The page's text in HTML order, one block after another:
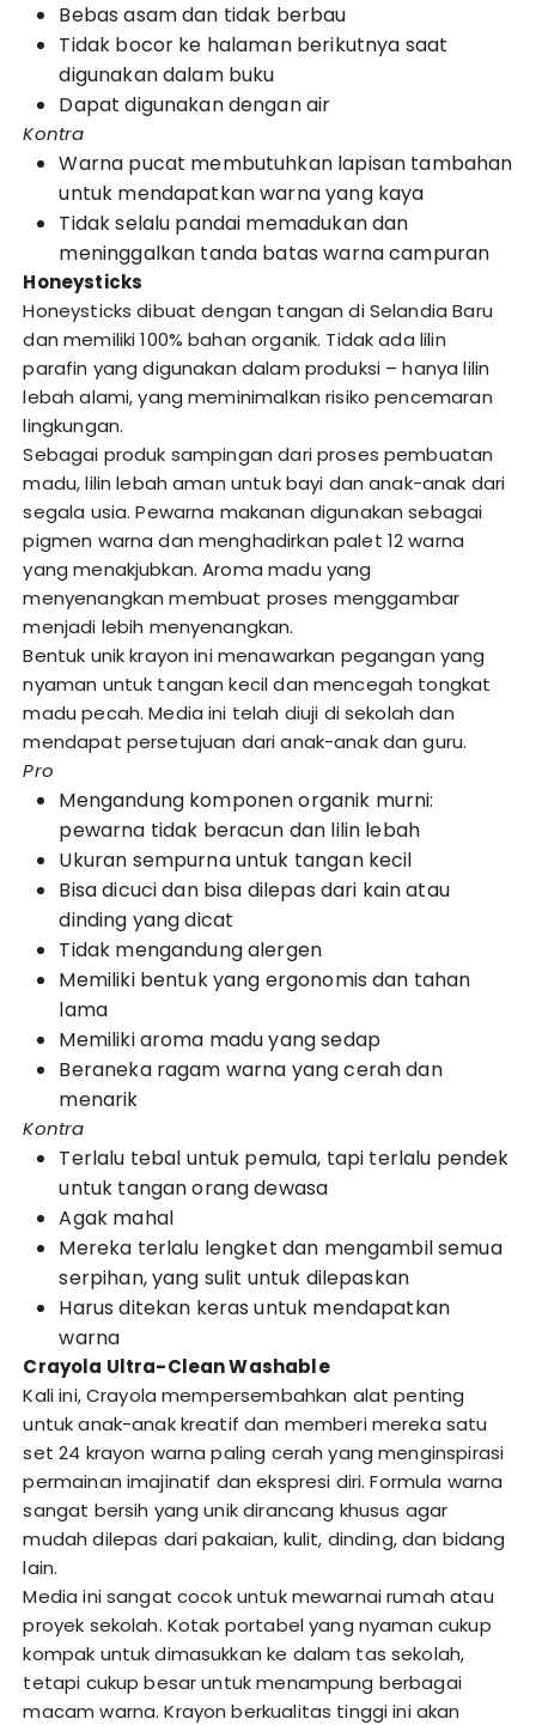
Bebas asam dan tidak berbau
Tidak bocor ke halaman berikutnya saat
digunakan dalam buku
Dapat digunakan dengan air
Kontra
Warna pucat membutuhkan lapisan tambahan
untuk mendapatkan warna yang kaya
Tidak selalu pandai memadukan dan
meninggalkan tanda batas warna campuran
Honeysticks
Honeysticks dibuat dengan tangan di Selandia Baru
dan memiliki 100% bahan organik. Tidak ada lilin
parafin yang digunakan dalam produksi – hanya lilin
lebah alami, yang meminimalkan risiko pencemaran
lingkungan.
Sebagai produk sampingan dari proses pembuatan
madu, lilin lebah aman untuk bayi dan anak-anak dari
segala usia. Pewarna makanan digunakan sebagai
pigmen warna dan menghadirkan palet 12 warna
yang menakjubkan. Aroma madu yang
menyenangkan membuat proses menggambar
menjadi lebih menyenangkan.
Bentuk unik krayon ini menawarkan pegangan yang
nyaman untuk tangan kecil dan mencegah tongkat
madu pecah. Media ini telah diuji di sekolah dan
mendapat persetujuan dari anak-anak dan guru.
Pro
Mengandung komponen organik murni:
pewarna tidak beracun dan lilin lebah
Ukuran sempurna untuk tangan kecil
Bisa dicuci dan bisa dilepas dari kain atau
dinding yang dicat
Tidak mengandung alergen
Memiliki bentuk yang ergonomis dan tahan
lama
Memiliki aroma madu yang sedap
Beraneka ragam warna yang cerah dan
menarik
Kontra
Terlalu tebal untuk pemula, tapi terlalu pendek
untuk tangan orang dewasa
Agak mahal
Mereka terlalu lengket dan mengambil semua
serpihan, yang sulit untuk dilepaskan
Harus ditekan keras untuk mendapatkan
warna
Crayola Ultra-Clean Washable
Kali ini, Crayola mempersembahkan alat penting
untuk anak-anak kreatif dan memberi mereka satu
set 24 krayon warna paling cerah yang menginspirasi
permainan imajinatif dan ekspresi diri. Formula warna
sangat bersih yang unik dirancang khusus agar
mudah dilepas dari pakaian, kulit, dinding, dan bidang
lain.
Media ini sangat cocok untuk mewarnai rumah atau
proyek sekolah. Kotak portabel yang nyaman cukup
kompak untuk dimasukkan ke dalam tas sekolah,
tetapi cukup besar untuk menampung berbagai
macam warna. Krayon berkualitas tinggi ini akan